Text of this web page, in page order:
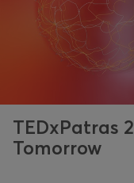
TEDxPatras
Tomorrow